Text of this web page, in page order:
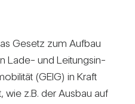
Gesetz zum Aufbau
Lade- und Lei­tungs­in­
(GEIG) in Kraft
wie z.B. der Ausbau auf